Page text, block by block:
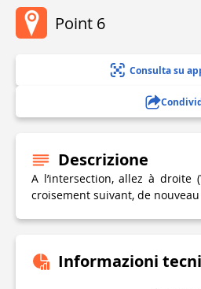
Point 6
Consulta su
Descrizione
A l’intersection, allez à droite
croisement suivant, de
Informazioni